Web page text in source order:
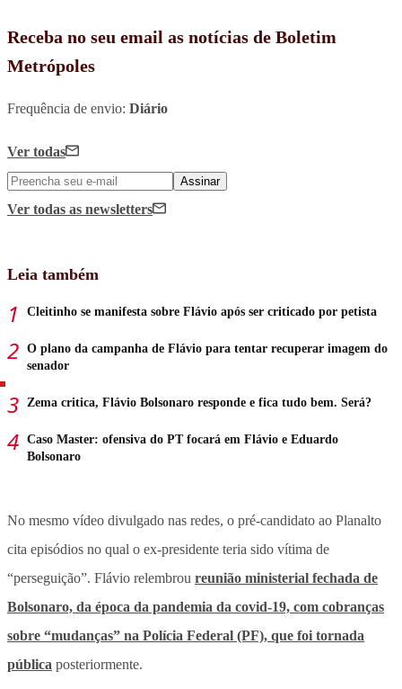
Receba no seu email as notícias de Boletim
Metrópoles
Frequência de envio: Diário
Ver todas
Assinar
Ver todas as newsletters
Leia também
Cleitinho se manifesta sobre Flávio após ser criticado por petista
O plano da campanha de Flávio para tentar recuperar imagem do
senador
Zema critica, Flávio Bolsonaro responde e fica tudo bem. Será?
Caso Master: ofensiva do PT focará em Flávio e Eduardo
Bolsonaro
No mesmo vídeo divulgado nas redes, o pré-candidato ao Planalto
cita episódios no qual o ex-presidente teria sido vítima de
“perseguição”. Flávio relembrou reunião ministerial fechada de
Bolsonaro, da época da pandemia da covid-19, com cobranças
sobre “mudanças” na Polícia Federal (PF), que foi tornada
pública posteriormente.